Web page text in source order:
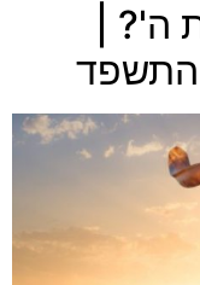
ה'? |
התשפד